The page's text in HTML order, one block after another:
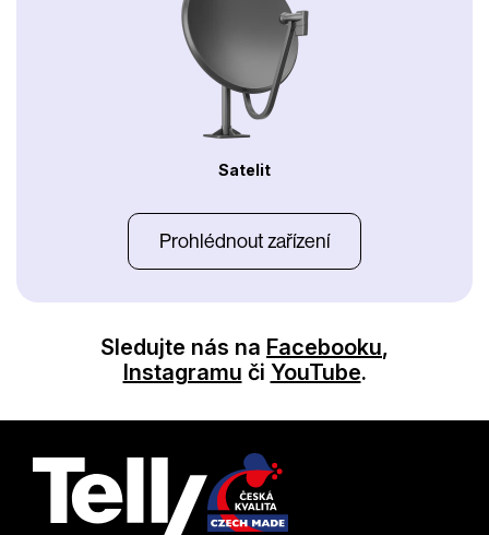
Satelit
Prohlédnout zařízení
Sledujte nás na Facebooku,
Instagramu či YouTube.